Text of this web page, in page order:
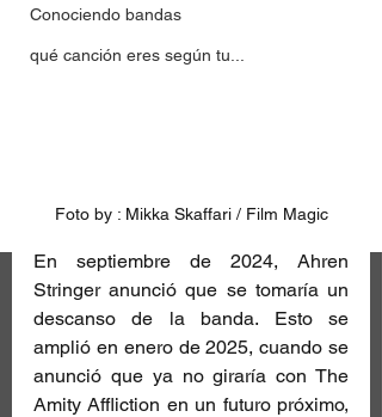
Conociendo bandas
qué canción eres según tu...
Foto by : Mikka Skaffari / Film Magic
En septiembre de 2024, Ahren
Stringer anunció que se tomaría un
descanso de la banda. Esto se
amplió en enero de 2025, cuando se
anunció que ya no giraría con The
Amity Affliction en un futuro próximo,